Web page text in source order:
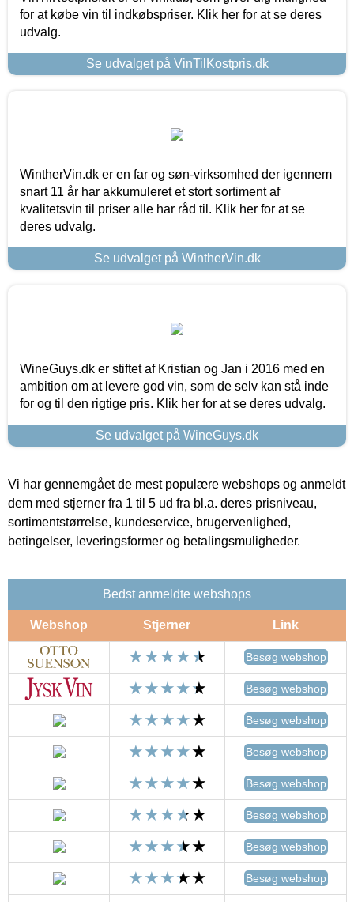
for at købe vin til indkøbspriser. Klik her for at se deres
udvalg.
Se udvalget på VinTilKostpris.dk
WintherVin.dk er en far og søn-virksomhed der igennem
snart 11 år har akkumuleret et stort sortiment af
kvalitetsvin til priser alle har råd til. Klik her for at se
deres udvalg.
Se udvalget på WintherVin.dk
WineGuys.dk er stiftet af Kristian og Jan i 2016 med en
ambition om at levere god vin, som de selv kan stå inde
for og til den rigtige pris. Klik her for at se deres udvalg.
Se udvalget på WineGuys.dk
Vi har gennemgået de mest populære webshops og anmeldt
dem med stjerner fra 1 til 5 ud fra bl.a. deres prisniveau,
sortimentstørrelse, kundeservice, brugervenlighed,
betingelser, leveringsformer og betalingsmuligheder.
Bedst anmeldte webshops
Webshop Stjerner Link
Besøg webshop
Besøg webshop
Besøg webshop
Besøg webshop
Besøg webshop
Besøg webshop
Besøg webshop
Besøg webshop